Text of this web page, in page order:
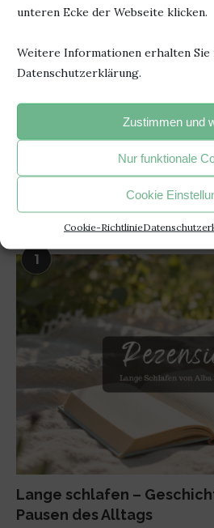
unteren Ecke der Webseite klicken.
Weitere Informationen erhalten Sie
Datenschutzerklärung.
Zustimmen und
Nur funktionale
Cookie
Cookie-Richtlinie
"Jedesmal, wenn du ein Buch
Faden eigener Gedanken zu
beabsichtigten Zweck
- Janusz
BELIEBTE ARTIKEL
1
Lange schlafen –
Pausen des Alltags